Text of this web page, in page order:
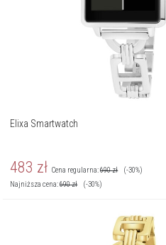
Elixa Smartwatch
483 zł Cena regularna:690zł
(-30%)
Najniższa cena:690zł (-30%)